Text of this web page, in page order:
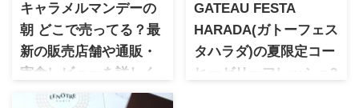
キャラメルマンデーの
朝 どこで売ってる？最
新の販売店舗や通販・
実食レビューを詳しく
GATEAU FESTA
HARADA(ガトーフェス
タハラダ)の夏限定コー
ヒーゼリーフレッシュ2